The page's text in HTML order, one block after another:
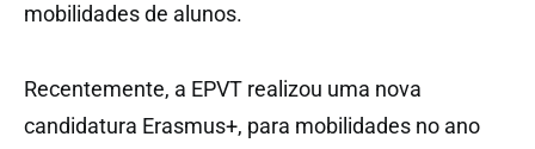
mobilidades de alunos.
Recentemente, a EPVT realizou uma nova
candidatura Erasmus+, para mobilidades no ano